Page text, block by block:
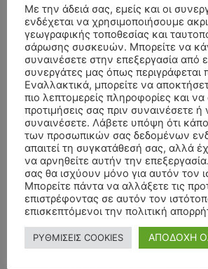
- Advertisment -
Με την άδειά σας, εμείς και οι
ενδέχεται να χρησιμοποιήσουμε
γεωγραφικής τοποθεσίας και
σάρωσης συσκευών. Μπορείτε να
συναινέσετε στην επεξεργασία από
συνεργάτες μας όπως περιγράφεται
Εναλλακτικά, μπορείτε να
πιο λεπτομερείς πληροφορίες και να
προτιμήσεις σας πριν συναινέσετε ή
συναινέσετε. Λάβετε υπόψη ότι
των προσωπικών σας δεδομένων
απαιτεί τη συγκατάθεσή σας, αλλά
να αρνηθείτε αυτήν την
σας θα ισχύουν μόνο για αυτόν τον
Μπορείτε πάντα να αλλάξετε τις
επιστρέφοντας σε αυτόν τον
επισκεπτόμενοι την πολιτική
ΡΥΘΜΙΣΕΙΣ COOKIES ΑΠΟΔΟΧΗ